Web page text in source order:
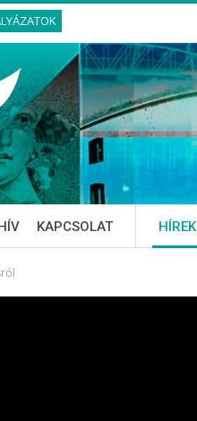
KAPCSOLAT HÍREK